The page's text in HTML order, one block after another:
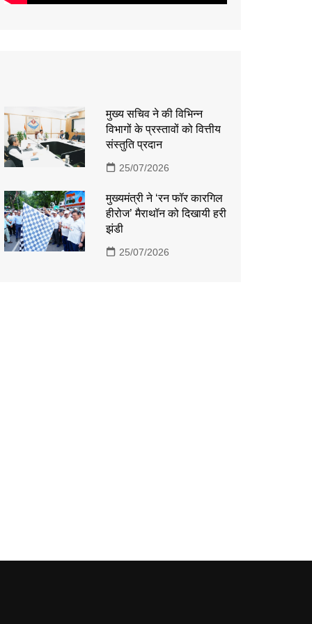
मुख्य सचिव ने की विभिन्न
विभागों के प्रस्तावों को वित्तीय
संस्तुति प्रदान
25/07/2026
मुख्यमंत्री ने ‘रन फॉर कारगिल
हीरोज’ मैराथॉन को दिखायी हरी
झंडी
25/07/2026